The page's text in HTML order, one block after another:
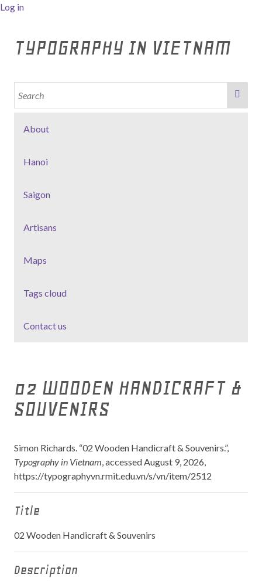
Log in
TYPOGRAPHY IN VIETNAM
About
Hanoi
Saigon
Artisans
Maps
Tags cloud
Contact us
02 WOODEN HANDICRAFT &
SOUVENIRS
Simon Richards. “02 Wooden Handicraft & Souvenirs.”,
Typography in Vietnam, accessed August 9, 2026,
https://typographyvn.rmit.edu.vn/s/vn/item/2512
Title
02 Wooden Handicraft & Souvenirs
Description